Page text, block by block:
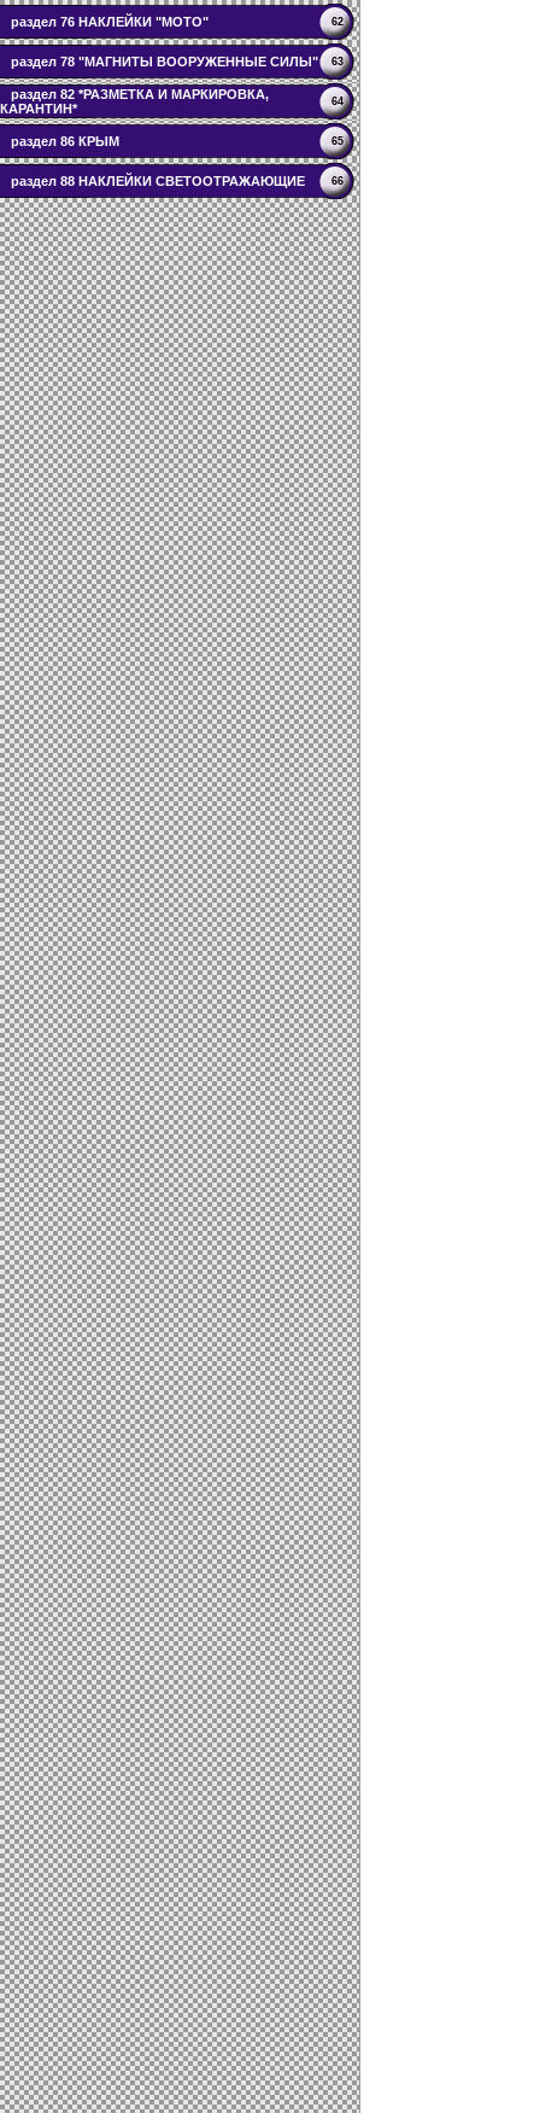
раздел 76 НАКЛЕЙКИ "МОТО" 62
раздел 78 "МАГНИТЫ ВООРУЖЕННЫЕ СИЛЫ" 63
раздел 82 *РАЗМЕТКА И МАРКИРОВКА,
КАРАНТИН*
64
раздел 86 КРЫМ 65
раздел 88 НАКЛЕЙКИ СВЕТООТРАЖАЮЩИЕ 66